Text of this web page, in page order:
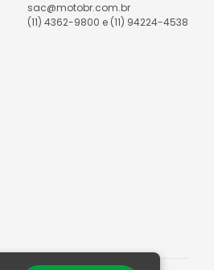
sac@motobr.com.br
(11) 4362-9800 e (11) 94224-4538